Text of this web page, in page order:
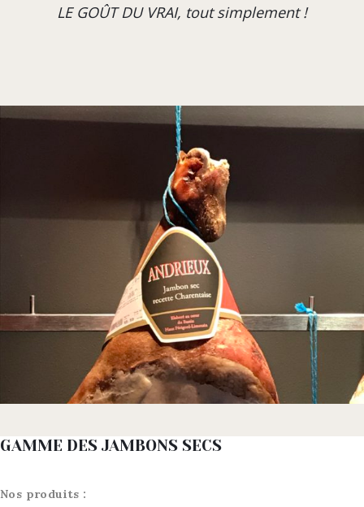
LE GOÛT DU VRAI, tout simplement !
GAMME DES JAMBONS SECS
Nos produits :